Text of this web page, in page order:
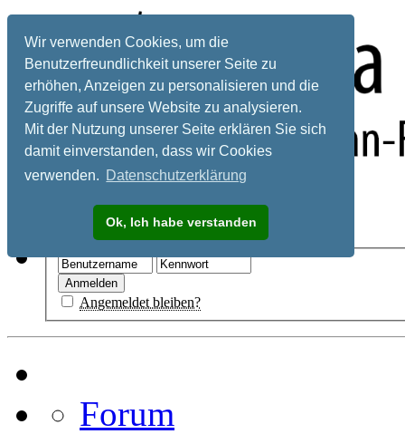
Wir verwenden Cookies, um die
Benutzerfreundlichkeit unserer Seite zu
erhöhen, Anzeigen zu personalisieren und die
Zugriffe auf unsere Website zu analysieren.
Mit der Nutzung unserer Seite erklären Sie sich
damit einverstanden, dass wir Cookies
verwenden. Datenschutzerklärung
Ok, Ich habe verstanden
Registrieren
Angemeldet bleiben?
Forum